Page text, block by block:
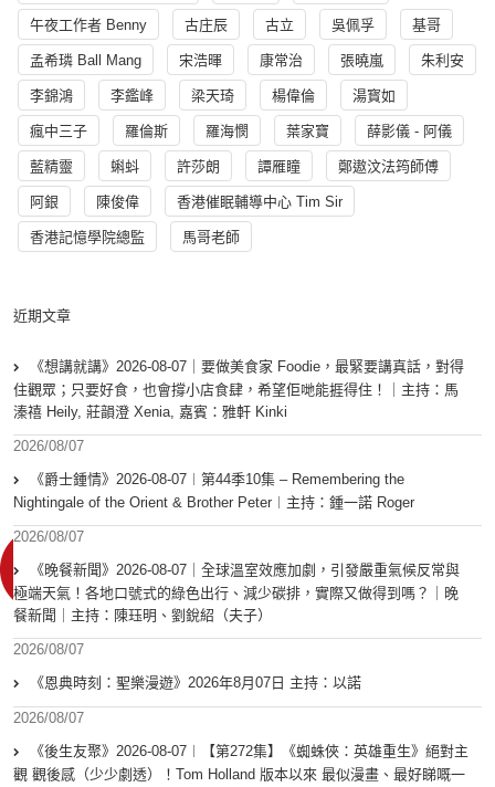
午夜工作者 Benny 古庄辰 古立 吳佩孚 基哥
孟希璘 Ball Mang 宋浩暉 康常治 張曉嵐 朱利安
李錦鴻 李鑑峰 梁天琦 楊偉倫 湯寳如
瘋中三子 羅倫斯 羅海憫 葉家寶 薛影儀 - 阿儀
藍精靈 蝌蚪 許莎朗 譚雁瞳 鄭遨汶法筠師傅
阿銀 陳俊偉 香港催眠輔導中心 Tim Sir
香港記憶學院總監 馬哥老師
近期文章
《想講就講》2026-08-07｜要做美食家 Foodie，最緊要講真話，對得
住觀眾；只要好食，也會撐小店食肆，希望佢哋能捱得住！｜主持：馬
溱禧 Heily, 莊韻澄 Xenia, 嘉賓：雅軒 Kinki
2026/08/07
《爵士鍾情》2026-08-07︱第44季10集 – Remembering the
Nightingale of the Orient & Brother Peter︱主持：鍾一諾 Roger
2026/08/07
《晚餐新聞》2026-08-07｜全球溫室效應加劇，引發嚴重氣候反常與
極端天氣！各地口號式的綠色出行、減少碳排，實際又做得到嗎？｜晚
餐新聞｜主持：陳珏明、劉銳紹（夫子）
2026/08/07
《恩典時刻：聖樂漫遊》2026年8月07日 主持：以諾
2026/08/07
《後生友聚》2026-08-07︱【第272集】《蜘蛛俠：英雄重生》絕對主
觀 觀後感（少少劇透）！Tom Holland 版本以來 最似漫畫、最好睇嘅一